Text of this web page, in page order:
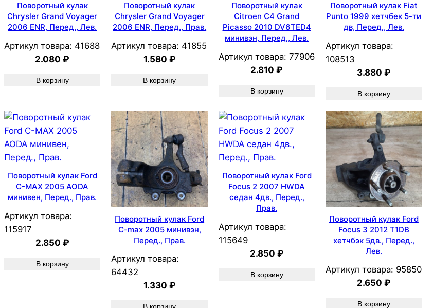
Поворотный кулак
Chrysler Grand Voyager
2006 ENR, Перед., Лев.
Артикул товара: 41688
2.080₽
В корзину
Поворотный кулак
Chrysler Grand Voyager
2006 ENR, Перед., Прав.
Артикул товара: 41855
1.580 ₽
В корзину
Поворотный кулак
Citroen C4 Grand
Picasso 2010 DV6TED4
минивэн, Перед., Лев.
Артикул товара: 77906
2.810₽
В корзину
Поворотный кулак Fiat
Punto 1999 хетчбек 5-ти
дв, Перед., Лев.
Артикул товара:
108513
3.880 ₽
В корзину
Поворотный кулак Ford
C-MAX 2005 AODA
минивен, Перед., Прав.
Артикул товара:
115917
2.850 ₽
В корзину
Поворотный кулак Ford
C-max 2005 минивэн,
Перед., Прав.
Артикул товара:
64432
1.330 ₽
Поворотный кулак Ford
Focus 2 2007 HWDA
седан 4дв., Перед.,
Прав.
Артикул товара:
115649
2.850 ₽
В корзину
Поворотный кулак Ford
Focus 3 2012 T1DB
хетчбэк 5дв., Перед.,
Лев.
Артикул товара: 95850
2.650 ₽
В корзину